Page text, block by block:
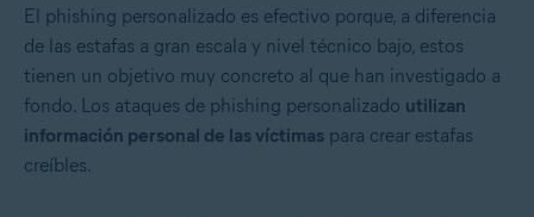
El phishing personalizado es efectivo porque, a diferencia
de las estafas a gran escala y nivel técnico bajo, estos
tienen un objetivo muy concreto al que han investigado a
fondo. Los ataques de phishing personalizado utilizan
información personal de las víctimas para crear estafas
creíbles.